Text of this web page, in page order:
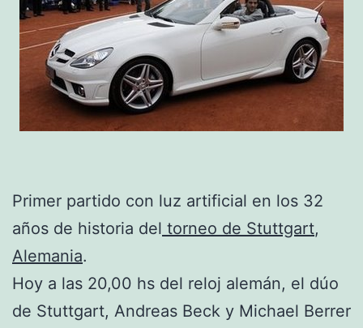
Primer partido con luz artificial en los 32
años de historia del torneo de Stuttgart,
Alemania.
Hoy a las 20,00 hs del reloj alemán, el dúo
de Stuttgart, Andreas Beck y Michael Berrer